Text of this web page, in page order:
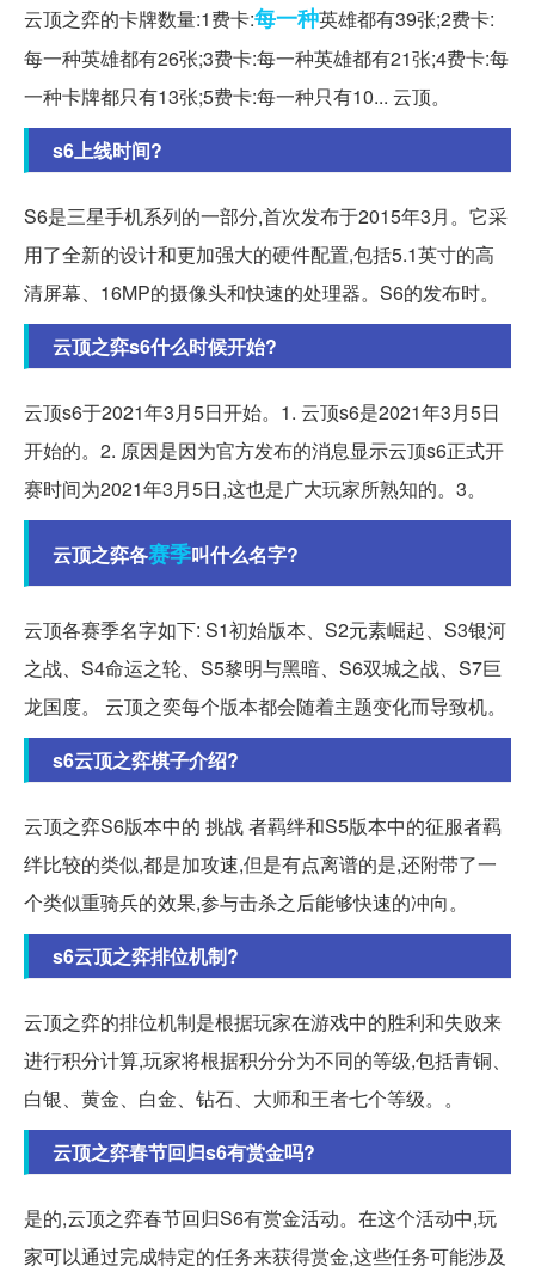
云顶之弈的卡牌数量:1费卡:每一种英雄都有39张;2费卡:
每一种英雄都有26张;3费卡:每一种英雄都有21张;4费卡:每
一种卡牌都只有13张;5费卡:每一种只有10... 云顶。
s6上线时间?
S6是三星手机系列的一部分,首次发布于2015年3月。它采
用了全新的设计和更加强大的硬件配置,包括5.1英寸的高
清屏幕、16MP的摄像头和快速的处理器。S6的发布时。
云顶之弈s6什么时候开始?
云顶s6于2021年3月5日开始。1. 云顶s6是2021年3月5日
开始的。2. 原因是因为官方发布的消息显示云顶s6正式开
赛时间为2021年3月5日,这也是广大玩家所熟知的。3。
云顶之弈各赛季叫什么名字?
云顶各赛季名字如下: S1初始版本、S2元素崛起、S3银河
之战、S4命运之轮、S5黎明与黑暗、S6双城之战、S7巨
龙国度。 云顶之奕每个版本都会随着主题变化而导致机。
s6云顶之弈棋子介绍?
云顶之弈S6版本中的 挑战 者羁绊和S5版本中的征服者羁
绊比较的类似,都是加攻速,但是有点离谱的是,还附带了一
个类似重骑兵的效果,参与击杀之后能够快速的冲向。
s6云顶之弈排位机制?
云顶之弈的排位机制是根据玩家在游戏中的胜利和失败来
进行积分计算,玩家将根据积分分为不同的等级,包括青铜、
白银、黄金、白金、钻石、大师和王者七个等级。。
云顶之弈春节回归s6有赏金吗?
是的,云顶之弈春节回归S6有赏金活动。在这个活动中,玩
家可以通过完成特定的任务来获得赏金,这些任务可能涉及